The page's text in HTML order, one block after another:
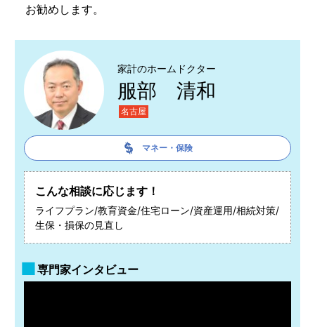
お勧めします。
家計のホームドクター
服部 清和
名古屋
マネー・保険
こんな相談に応じます！
ライフプラン/教育資金/住宅ローン/資産運用/相続対策/
生保・損保の見直し
専門家インタビュー